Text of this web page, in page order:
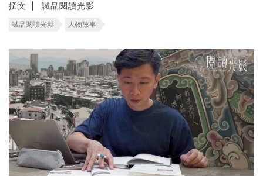
撰文 誠品閱讀光影
誠品閱讀光影 人物故事